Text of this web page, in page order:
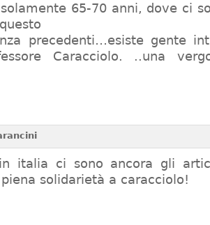
65-70 anni, dove ci
precedenti…esiste gente
Caracciolo. ..una
italia ci sono ancora gli
solidarietà a caracciolo!